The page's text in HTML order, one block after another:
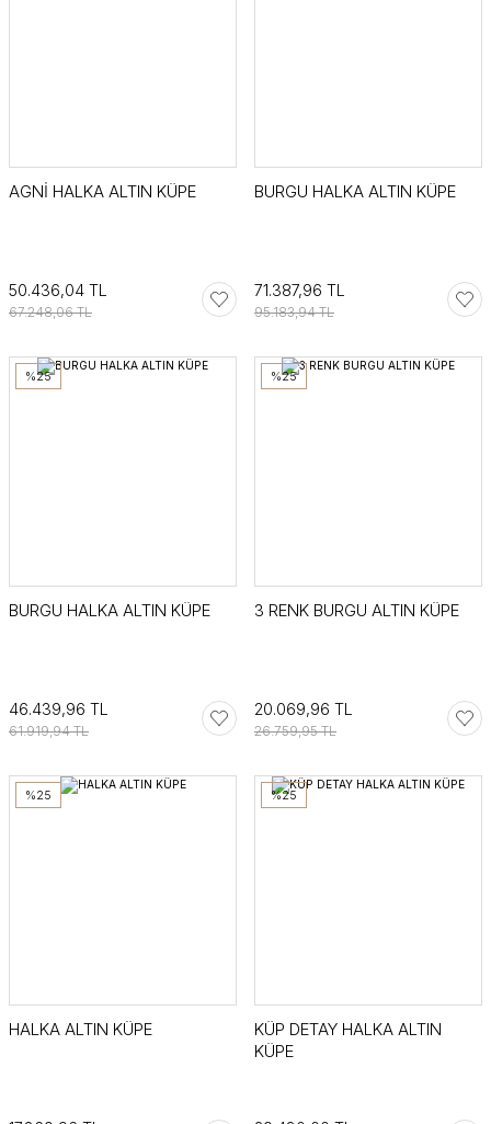
AGNİ HALKA ALTIN KÜPE
50.436,04 TL
67.248,06 TL
BURGU HALKA ALTIN KÜPE
71.387,96 TL
95.183,94 TL
%25
BURGU HALKA ALTIN KÜPE
46.439,96 TL
61.919,94 TL
%25
3 RENK BURGU ALTIN KÜPE
20.069,96 TL
26.759,95 TL
%25
HALKA ALTIN KÜPE
%25
KÜP DETAY HALKA ALTIN
KÜPE